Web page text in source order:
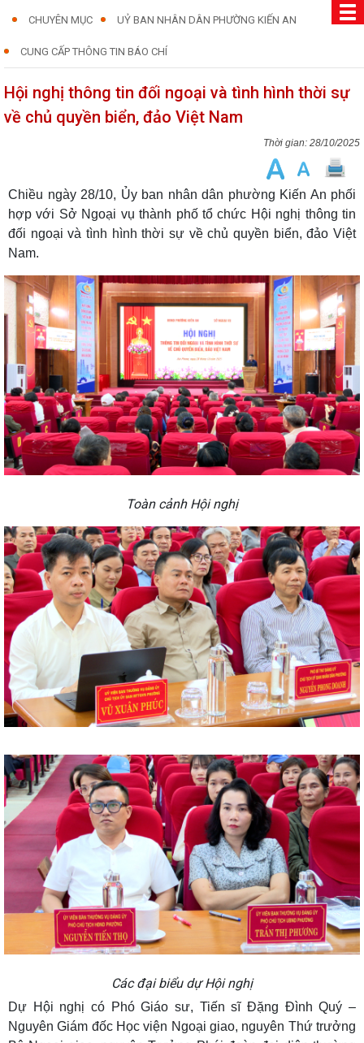
CHUYÊN MỤC UỶ BAN NHÂN DÂN PHƯỜNG KIẾN AN
CUNG CẤP THÔNG TIN BÁO CHÍ
Hội nghị thông tin đối ngoại và tình hình thời sự
về chủ quyền biển, đảo Việt Nam
28/10/2025
Chiều ngày 28/10, Ủy ban nhân dân phường Kiến An phối
hợp với Sở Ngoại vụ thành phố tổ chức Hội nghị thông tin
đối ngoại và tình hình thời sự về chủ quyền biển, đảo Việt
Nam.
Toàn cảnh Hội nghị
Các đại biểu dự Hội nghị
Dự Hội nghị có Phó Giáo sư, Tiến sĩ Đặng Đình Quý –
Nguyên Giám đốc Học viện Ngoại giao, nguyên Thứ trưởng